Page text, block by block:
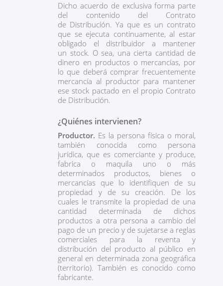
Dicho acuerdo de exclusiva forma parte
del contenido del Contrato
de Distribución. Ya que es un contrato
que se ejecuta continuamente, al estar
obligado el distribuidor a mantener
un stock. O sea, una cierta cantidad de
dinero en productos o mercancías, por
lo que deberá comprar frecuentemente
mercancía al productor para mantener
ese stock pactado en el propio Contrato
de Distribución.
¿Quiénes intervienen?
Productor. Es la persona física o moral,
también conocida como persona
jurídica, que es comerciante y produce,
fabrica o maquila uno o más
determinados productos, bienes o
mercancías que lo identifiquen de su
propiedad y de su creación. De los
cuales le transmite la propiedad de una
cantidad determinada de dichos
productos a otra persona a cambio del
pago de un precio y de sujetarse a reglas
comerciales para la reventa y
distribución del producto al público en
general en determinada zona geográfica
(territorio). También es conocido como
fabricante.